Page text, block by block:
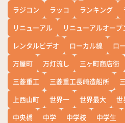
ラジコン
ラッコ ランキング
リニューアル
リニューアルオープ
レンタルビデオ
ローカル線 ロ
万屋町
万灯流し 三ヶ町商店街
三菱重工
三菱重工長崎造船所
上西山町
世界一 世界最大 世
中央橋
中学 中学校 中学生